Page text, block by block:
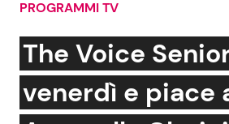
Cerca:
News e Cronaca
Attualità Italiana
PROGRAMMI TV
The Voice
venerdì e piace